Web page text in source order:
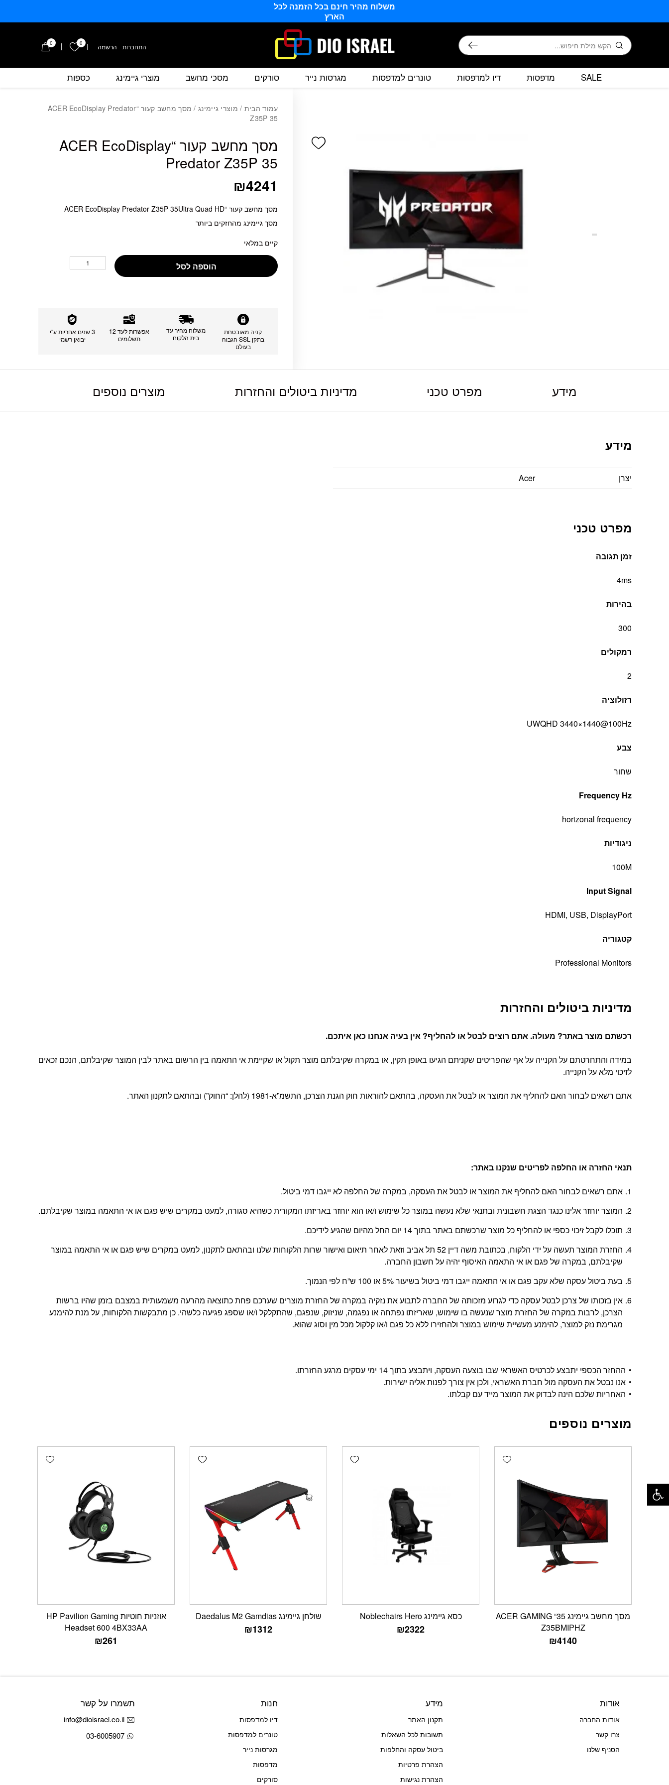
משלוח מהיר חינם בכל הזמנה לכל
הארץ
התחברות הרשמה 0 הרשימה שלי
0 חיפוש
SALE מדפסות דיו למדפסות טונרים למדפסות מגרסות נייר סורקים מסכי מחשב מוצרי גיימינג כספות
עמוד הבית / מוצרי גיימינג
/ מסך מחשב קעור “ACER EcoDisplay Predator
Z35P 35
מסך מחשב קעור “ACER EcoDisplay
Predator Z35P 35
₪4241
מסך מחשב קעור “ACER EcoDisplay Predator Z35P 35Ultra Quad HD
מסך גיימינג מהחזקים ביותר
קיים במלאי
הוספה לסל
קניה מאובטחת
בתקן SSL הגבוה
בעולם
משלוח מהיר עד
בית הלקוח
אפשרות לעד 12
תשלומים
3 שנים אחריות ע"י
יבואן רשמי
Add wishlist
מידע מפרט טכני מדיניות ביטולים והחזרות מוצרים נוספים
מידע
יצרן Acer
מפרט טכני
זמן תגובה
4ms
בהירות
300
רמקולים
2
רזולוציה
UWQHD 3440×1440@100Hz
צבע
שחור
Frequency Hz
horizonal frequency
ניגודיות
100M
Input Signal
HDMI, USB, DisplayPort
קטגוריה
Professional Monitors
מדיניות ביטולים והחזרות
רכשתם מוצר באתר? מעולה. אתם רוצים לבטל או להחליף? אין בעיה אנחנו כאן איתכם.
במידה והתחרטתם על הקנייה על אף שהפריטים שקניתם הגיעו באופן תקין, או במקרה שקיבלתם מוצר תקול או שקיימת אי התאמה בין הרשום באתר לבין המוצר שקיבלתם, הנכם זכאים
לזיכוי מלא על הקנייה.
אתם רשאים לבחור האם להחליף את המוצר או לבטל את העסקה, בהתאם להוראות חוק הגנת הצרכן, התשמ”א-1981 (להלן: “החוק”) ובהתאם לתקנון האתר.
תנאי החזרה או החלפה לפריטים שנקנו באתר:
אתם רשאים לבחור האם להחליף את המוצר או לבטל את העסקה, במקרה של החלפה לא ייגבו דמי ביטול.
המוצר יוחזר אלינו כנגד הצגת חשבונית ובתנאי שלא נעשה במוצר כל שימוש ו/או הוא יוחזר באריזתו המקורית כשהיא סגורה, למעט במקרים שיש פגם או אי התאמה במוצר שקיבלתם.
תוכלו לקבל זיכוי כספי או להחליף כל מוצר שרכשתם באתר בתוך 14 יום החל מהיום שהגיע לידיכם.
החזרת המוצר תעשה על ידי הלקוח, בכתובת משה דיין 52 תל אביב וזאת לאחר תיאום ואישור שרות הלקוחות שלנו ובהתאם לתקנון, למעט במקרים שיש פגם או אי התאמה במוצר
שקיבלתם, במקרה של פגם או אי התאמה האיסוף יהיה על חשבון החברה.
בעת ביטול עסקה שלא עקב פגם או אי התאמה ייגבו דמי ביטול בשיעור 5% או 100 ש”ח לפי הנמוך.
אין בזכותו של צרכן לבטל עסקה כדי לגרוע מזכותה של החברה לתבוע את נזקיה במקרה של החזרת מוצרים שערכם פחת כתוצאה מהרעה משמעותית במצבם בזמן שהיו ברשות
הצרכן, לרבות במקרה של החזרת מוצר שנעשה בו שימוש, שאריזתו נפתחה או נפגמה, שניזוק, שנפגם, שהתקלקל ו/או שספג פגיעה כלשהי. כן מתבקשות הלקוחות, על מנת להימנע
מגרימת נזק למוצר, להימנע מעשיית שימוש במוצר ולהחזירו ללא כל פגם ו/או קלקול מכל מין וסוג שהוא.
ההחזר הכספי יתבצע לכרטיס האשראי שבו בוצעה העסקה, ויתבצע בתוך 14 ימי עסקים מרגע החזרתו.
אנו נבטל את העסקה מול חברת האשראי, ולכן אין צורך לפנות אליה ישירות.
האחריות שלכם הינה לבדוק את המוצר מייד עם קבלתו.
מוצרים נוספים
Add wishlist
מסך מחשב גיימינג ACER GAMING “35
Z35BMIPHZ
₪4140
Add wishlist
כסא גיימינג Noblechairs Hero
₪2322
Add wishlist
שולחן גיימינג Daedalus M2 Gamdias
₪1312
Add wishlist
אוזניות ‏חוטיות HP Pavilion Gaming
Headset 600 4BX33AA
₪261
אודות
אודות החברה
צרו קשר
הסניף שלנו
מידע
תקנון האתר
תשובות לכל השאלות
ביטול עסקה והחלפות
הצהרת פרטיות
הצהרת נגישות
חנות
דיו למדפסות
טונרים למדפסות
מגרסות נייר
מדפסות
סורקים
תשמרו על קשר
info@dioisrael.co.il
03-6005907
פתח סרגל נגישות